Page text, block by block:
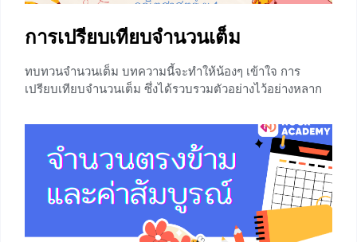
การเปรียบเทียบจำนวนเต็ม
ทบทวนจำนวนเต็ม บทความนี้จะทำให้น้องๆ เข้าใจ การ
เปรียบเทียบจำนวนเต็ม ซึ่งได้รวบรวมตัวอย่างไว้อย่างหลาก
เปรียบเทียบความมากน้อยของจำนวนเต็มเหล่านั้นได้ ซึ่งถ้า
น้องๆ เคยเรียนเรื่องการเปรียบเทียบเศษส่วนและจำนวนคละ
มาแล้ว เรื่องนี้จะกลายเป็นเรื่องง่ายดาย ซึ่งได้นำเสนออกมา
ในรูปแบที่เข้าใจง่าย ทำให้น้องๆสนุกกับการเรียนคณิตศาสตร์
ทบทวนเรื่องจำนวนเต็ม
เช่น
25 , 9 , -5 , 5.5 ,